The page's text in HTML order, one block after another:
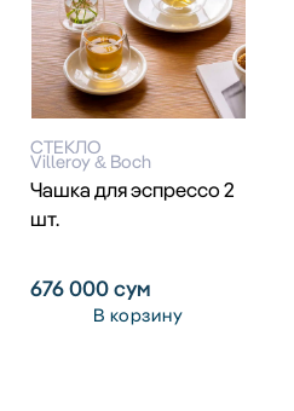
СТЕКЛО
Villeroy & Boch
Чашка для эспрессо 2
шт.
676 000сум
В корзину